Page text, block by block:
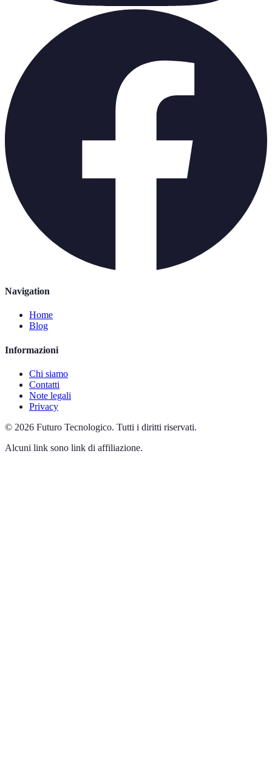
Navigation
Home
Blog
Informazioni
Chi siamo
Contatti
Note legali
Privacy
© 2026 Futuro Tecnologico. Tutti i diritti riservati.
Alcuni link sono link di affiliazione.